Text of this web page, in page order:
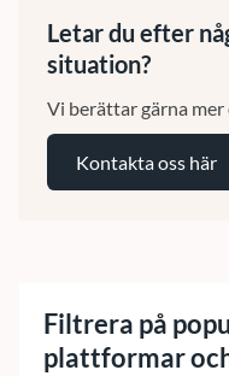
Letar du efter
situation?
Vi berättar gärna mer
Kontakta oss här
Filtrera på
plattformar